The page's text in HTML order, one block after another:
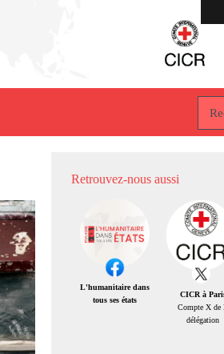
Retrouvez-nous aussi
L'humanitaire dans
tous ses états
CICR à
Compte X de
délégation